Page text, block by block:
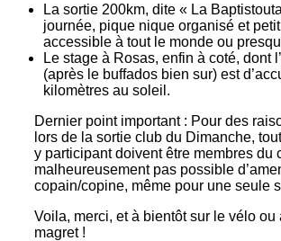
La sortie 200km, dite « La
journée, pique nique organisé et
accessible à tout le monde ou
Le stage à Rosas, enfin à coté, dont
(après le buffados bien sur) est
kilomètres au soleil.
Dernier point important : Pour des
lors de la sortie club du Dimanche,
y participant doivent être membres du
malheureusement pas possible
copain/copine, même pour une seule
Voila, merci, et à bientôt sur le vélo ou
magret !